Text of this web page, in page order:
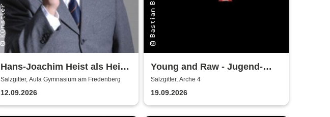
Hans-Joachim Heist als Heinz
Erhard - Noch'n Gedicht
Salzgitter, Aula Gymnasium am Fredenberg
12.09.2026
Young and Raw - Jugend-
Konzert
Salzgitter, Arche 4
19.09.2026